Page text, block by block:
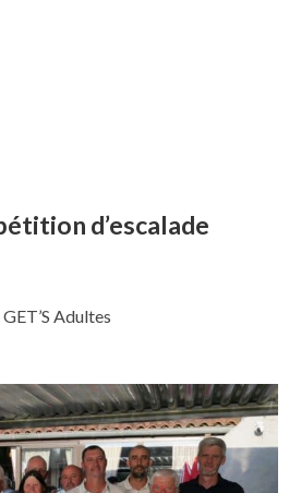
d’escalade
Adultes